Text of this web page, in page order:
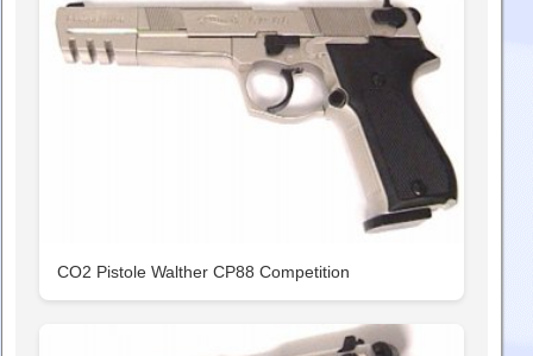
CO2 Pistole Walther CP88 Competition